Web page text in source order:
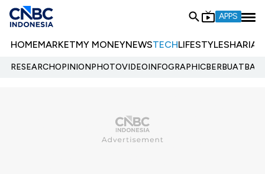
APPS
HOMEMARKETMY MONEYNEWSTECHLIFESTYLESHARIA
RESEARCHOPINIONPHOTOVIDEOINFOGRAPHIC